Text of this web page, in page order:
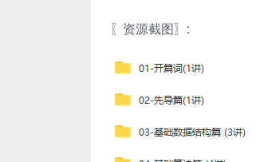
〖资源截图〗: